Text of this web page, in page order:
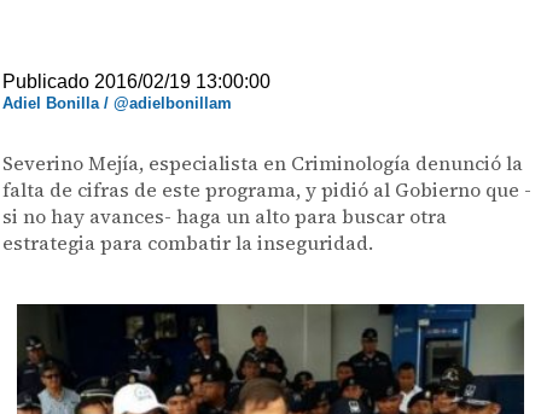
Publicado 2016/02/19 13:00:00
Adiel Bonilla / @adielbonillam
Severino Mejía, especialista en Criminología denunció la
falta de cifras de este programa, y pidió al Gobierno que -
si no hay avances- haga un alto para buscar otra
estrategia para combatir la inseguridad.